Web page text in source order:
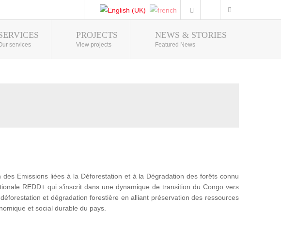
Photo Gallery
services
PROJECTS
View projects
NEWS & STORIES
Featured News
Emissions liées à la Déforestation et à la Dégradation des forêts connu
REDD+ qui s’inscrit dans une dynamique de transition du Congo vers
et dégradation forestière en alliant préservation des ressources
et social durable du pays.